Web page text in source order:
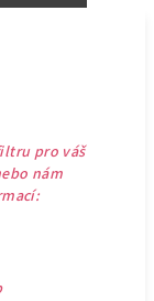
pro váš
nám